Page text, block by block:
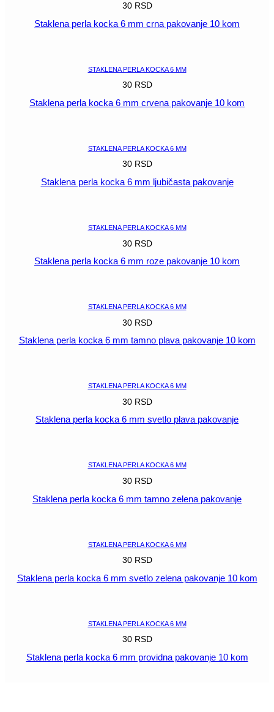
30 RSD
Staklena perla kocka 6 mm crna pakovanje 10 kom
STAKLENA PERLA KOCKA 6 MM
30 RSD
Staklena perla kocka 6 mm crvena pakovanje 10 kom
STAKLENA PERLA KOCKA 6 MM
30 RSD
Staklena perla kocka 6 mm ljubičasta pakovanje
STAKLENA PERLA KOCKA 6 MM
30 RSD
Staklena perla kocka 6 mm roze pakovanje 10 kom
STAKLENA PERLA KOCKA 6 MM
30 RSD
Staklena perla kocka 6 mm tamno plava pakovanje 10 kom
STAKLENA PERLA KOCKA 6 MM
30 RSD
Staklena perla kocka 6 mm svetlo plava pakovanje
STAKLENA PERLA KOCKA 6 MM
30 RSD
Staklena perla kocka 6 mm tamno zelena pakovanje
STAKLENA PERLA KOCKA 6 MM
30 RSD
Staklena perla kocka 6 mm svetlo zelena pakovanje 10 kom
STAKLENA PERLA KOCKA 6 MM
30 RSD
Staklena perla kocka 6 mm providna pakovanje 10 kom